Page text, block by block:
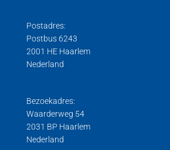
Postadres:
Postbus 6243
2001 HE Haarlem
Nederland
Bezoekadres:
Waarderweg 54
2031 BP Haarlem
Nederland